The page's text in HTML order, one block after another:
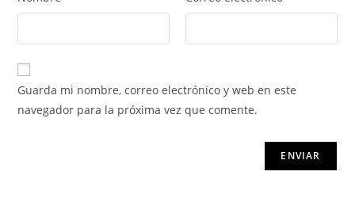
Guarda mi nombre, correo electrónico y web en este
navegador para la próxima vez que comente.